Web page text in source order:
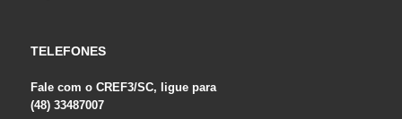
TELEFONES
Fale com o CREF3/SC, ligue para
(48) 33487007